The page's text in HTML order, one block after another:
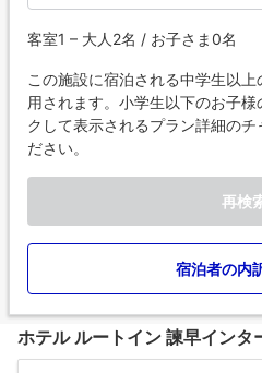
客室1 – 大人2名 / お子さま0名
この施設に宿泊される中学生以
用されます。小学生以下のお子
クして表示されるプラン詳細のチ
ださい。
再検
宿泊者の内
ホテル ルートイン 諫早インタ